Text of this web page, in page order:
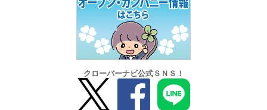
クローバーナビ公式ＳＮＳ！